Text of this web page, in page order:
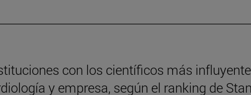
con los científicos más
y empresa, según el ranking de